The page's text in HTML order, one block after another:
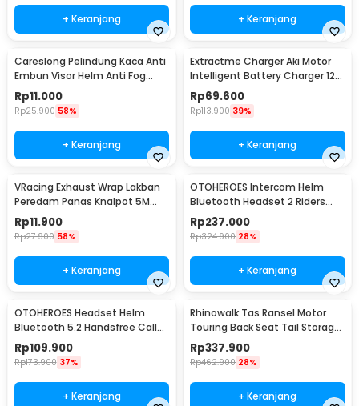
+ Keranjang + Keranjang
Careslong Pelindung Kaca Anti
Embun Visor Helm Anti Fog
24.5x9cm - CA-25
Rp11.000
Rp25.900 58%
+ Keranjang
Extractme Charger Aki Motor
Intelligent Battery Charger 12V
2A - H-2
Rp69.600
Rp113.900 39%
+ Keranjang
VRacing Exhaust Wrap Lakban
Peredam Panas Knalpot 5M
50mm - MD-1901
Rp11.900
Rp27.900 58%
+ Keranjang
OTOHEROES Intercom Helm
Bluetooth Headset 2 Riders
Music IPX6 800mAh - X1 Plus
Rp237.000
Rp324.900 28%
+ Keranjang
OTOHEROES Headset Helm
Bluetooth 5.2 Handsfree Call
Music IPX6 500mAh - BT-12
Rp109.900
Rp173.900 37%
+ Keranjang
Rhinowalk Tas Ransel Motor
Touring Back Seat Tail Storage
Bag 20L - CC20
Rp337.900
Rp462.900 28%
+ Keranjang